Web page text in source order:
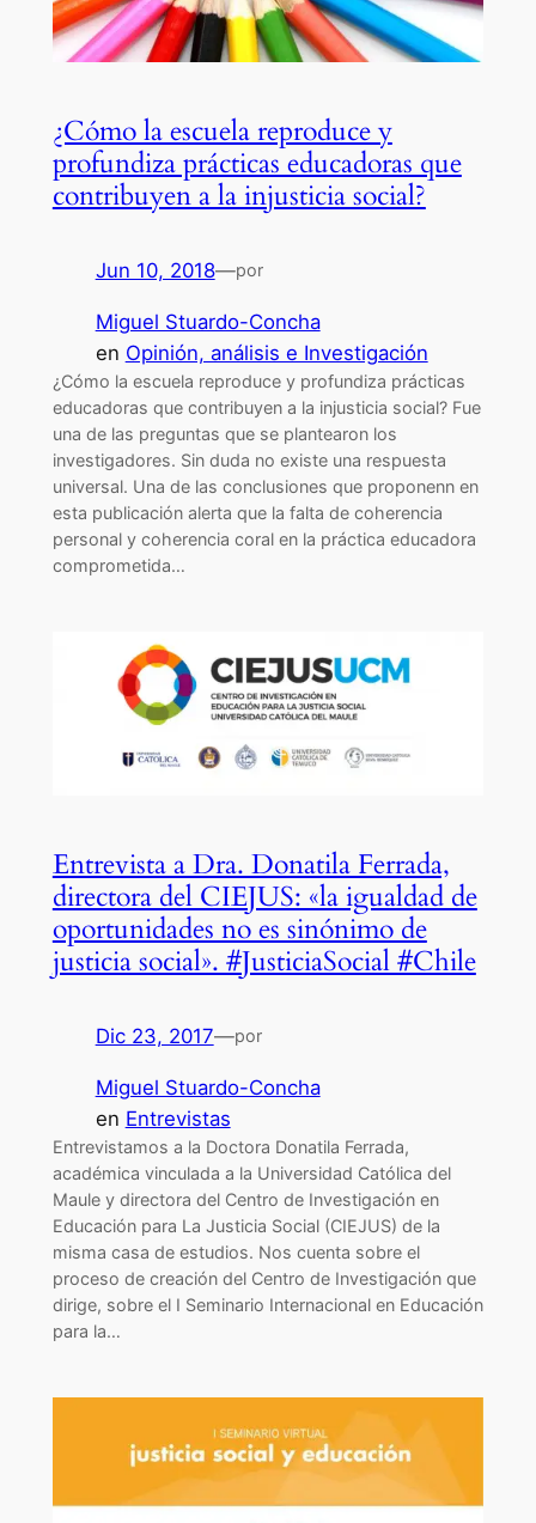
¿Cómo la escuela reproduce y
profundiza prácticas educadoras que
contribuyen a la injusticia social?
Jun 10, 2018—por
Miguel Stuardo-Concha
en Opinión, análisis e Investigación
¿Cómo la escuela reproduce y profundiza prácticas
educadoras que contribuyen a la injusticia social? Fue
una de las preguntas que se plantearon los
investigadores. Sin duda no existe una respuesta
universal. Una de las conclusiones que proponenn en
esta publicación alerta que la falta de coherencia
personal y coherencia coral en la práctica educadora
comprometida…
Entrevista a Dra. Donatila Ferrada,
directora del CIEJUS: «la igualdad de
oportunidades no es sinónimo de
justicia social». #JusticiaSocial #Chile
Dic 23, 2017—por
Miguel Stuardo-Concha
en Entrevistas
Entrevistamos a la Doctora Donatila Ferrada,
académica vinculada a la Universidad Católica del
Maule y directora del Centro de Investigación en
Educación para La Justicia Social (CIEJUS) de la
misma casa de estudios. Nos cuenta sobre el
proceso de creación del Centro de Investigación que
dirige, sobre el I Seminario Internacional en Educación
para la…